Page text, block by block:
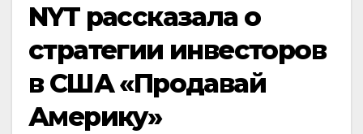
NYT рассказала о
стратегии инвесторов
в США «Продавай
Америку»